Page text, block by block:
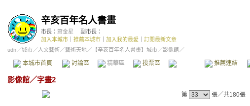
辛亥百年名人書畫
市長： 蕭金星
副市長：
加入本城市
推薦本城市 加入我的最愛
訂閱最新文章
udn／城市／人文藝術／藝術天地／ 【辛亥百年名人書畫】城市／影像館／
本城市首頁 討論區 精華區 投票區 影像館 推薦連結
影像館／字畫2
第
張／共180張